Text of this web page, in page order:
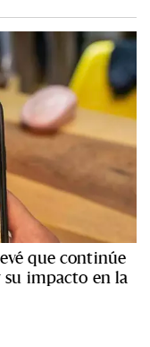
que continúe
su impacto en la